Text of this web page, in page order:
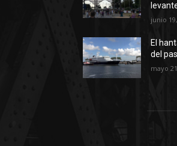
junio
El
del
mayo